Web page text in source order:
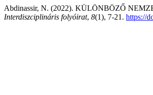
Abdinassir, N. (2022). KÜLÖNBÖZŐ
Interdiszciplináris folyóirat, 8(1), 7-21. https://